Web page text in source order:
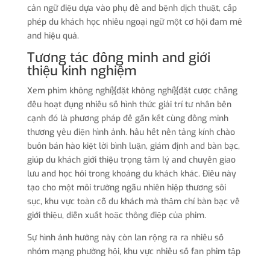
cản ngữ điệu dựa vào phụ đề and bệnh dịch thuật, cấp
phép du khách học nhiều ngoại ngữ một cơ hội đam mê
and hiệu quả.
Tương tác đồng minh and giới
thiệu kinh nghiệm
Xem phim không nghỉ}{đặt không nghỉ}{đặt cược chẳng
đều hoạt đụng nhiều số hình thức giải trí tư nhân bên
cạnh đó là phương pháp để gắn kết cùng đồng minh
thương yêu điện hình ảnh. hầu hết nền tảng kính chào
buôn bán hào kiệt lời bình luận, giám định and bàn bạc,
giúp du khách giới thiệu trọng tâm lý and chuyển giao
lưu and học hỏi trong khoảng du khách khác. Điều này
tạo cho một môi trường ngẫu nhiên hiệp thương sôi
sục, khu vực toàn cỗ du khách mà thậm chí bàn bạc về
giới thiệu, diễn xuất hoặc thông điệp của phim.
Sự hình ảnh hưởng này còn lan rộng ra ra nhiều số
nhóm mạng phường hội, khu vực nhiều số fan phim tập